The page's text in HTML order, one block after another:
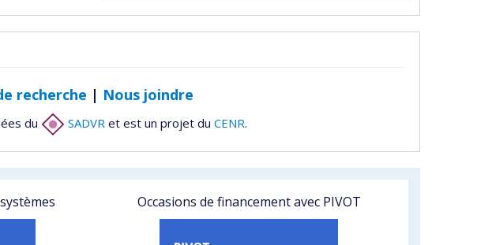
recherche | Nous joindre
du SADVRet est un projet du CENR.
Occasions de financement avec PIVOT